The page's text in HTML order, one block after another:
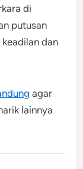
di
putusan
dan
agar
lainnya